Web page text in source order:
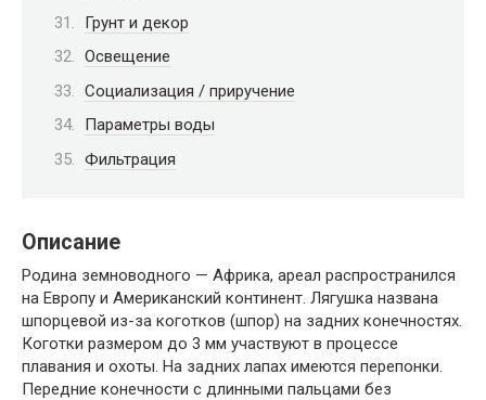
Грунт и декор
Освещение
Социализация / приручение
Параметры воды
Фильтрация
Описание
Родина земноводного — Африка, ареал распространился
на Европу и Американский континент. Лягушка названа
шпорцевой из-за коготков (шпор) на задних конечностях.
Коготки размером до 3 мм участвуют в процессе
плавания и охоты. На задних лапах имеются перепонки.
Передние конечности с длинными пальцами без